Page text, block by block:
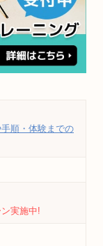
順・体験までの
実施中!